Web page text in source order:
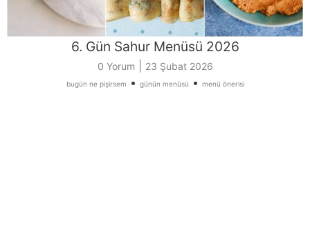
6. Gün Sahur Menüsü 2026
0 Yorum 23 Şubat 2026
bugün ne pişirsem • günün menüsü • menü önerisi